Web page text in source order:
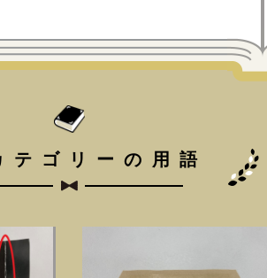
テゴリーの用語